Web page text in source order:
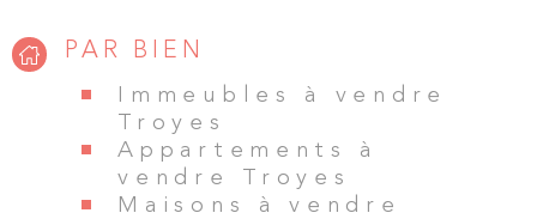
PAR BIEN
Immeubles à vendre
Troyes
Appartements à
vendre Troyes
Maisons à vendre